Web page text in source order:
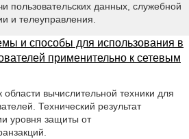
пользовательских данных, служебной
и телеуправления.
и способы для использования в
применительно к сетевым
области вычислительной техники для
Технический результат
уровня защиты от